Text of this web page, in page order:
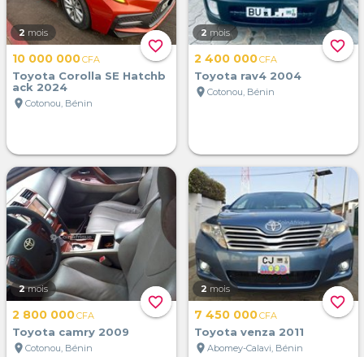
favorite_border
2 mois
10 000 000CFA
Toyota Corolla SE Hatchb
ack 2024
location_on Cotonou, Bénin
favorite_border
2 mois
2 400 000CFA
Toyota rav4 2004
location_on Cotonou, Bénin
favorite_border
2 mois
2 800 000CFA
Toyota camry 2009
location_on Cotonou, Bénin
favorite_border
2 mois
7 450 000CFA
Toyota venza 2011
location_on Abomey-Calavi, Bénin